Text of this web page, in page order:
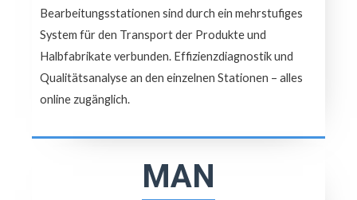
Bearbeitungsstationen sind durch ein mehrstufiges
System für den Transport der Produkte und
Halbfabrikate verbunden. Effizienzdiagnostik und
Qualitätsanalyse an den einzelnen Stationen – alles
online zugänglich.
MAN